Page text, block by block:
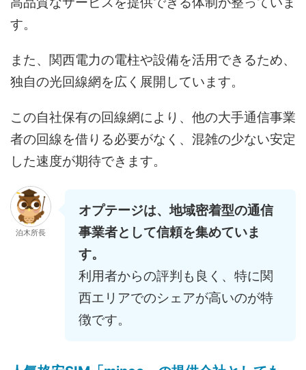
す。
また、関西電力の電柱や設備を活用できるため、
独自の光回線網を広く展開しています。
この自社保有の回線網により、他の大手通信事業
者の回線を借りる必要がなく、混雑の少ない安定
した速度が期待できます。
泊木所長
オプテージは、地域密着型の通信
事業者として信頼を集めていま
す。
利用者からの評判も良く、特に関
西エリアでのシェアが高いのが特
徴です。